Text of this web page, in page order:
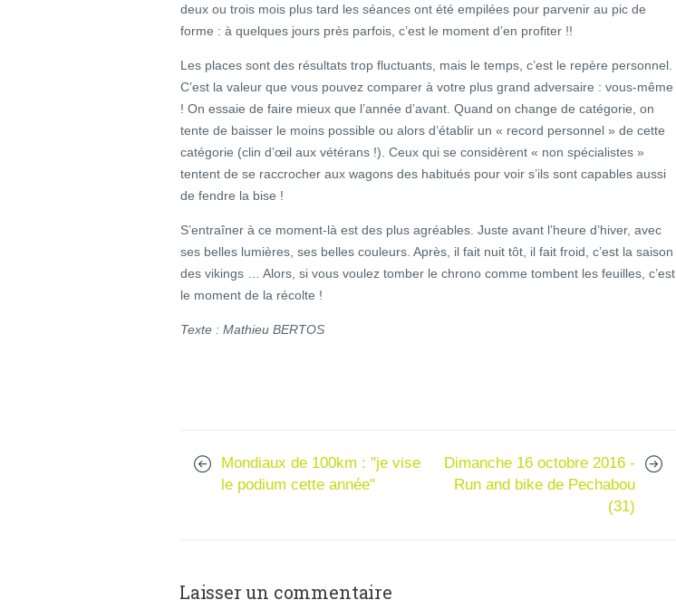
deux ou trois mois plus tard les séances ont été empilées pour parvenir au pic de
forme : à quelques jours près parfois, c’est le moment d’en profiter !!
Les places sont des résultats trop fluctuants, mais le temps, c’est le repère personnel.
C’est la valeur que vous pouvez comparer à votre plus grand adversaire : vous-même
! On essaie de faire mieux que l’année d’avant. Quand on change de catégorie, on
tente de baisser le moins possible ou alors d’établir un « record personnel » de cette
catégorie (clin d’œil aux vétérans !). Ceux qui se considèrent « non spécialistes »
tentent de se raccrocher aux wagons des habitués pour voir s’ils sont capables aussi
de fendre la bise !
S’entraîner à ce moment-là est des plus agréables. Juste avant l’heure d’hiver, avec
ses belles lumières, ses belles couleurs. Après, il fait nuit tôt, il fait froid, c’est la saison
des vikings … Alors, si vous voulez tomber le chrono comme tombent les feuilles, c’est
le moment de la récolte !
Texte : Mathieu BERTOS
Mondiaux de 100km : "je vise
le podium cette année"
Dimanche 16 octobre 2016 -
Run and bike de Pechabou
(31)
Laisser un commentaire